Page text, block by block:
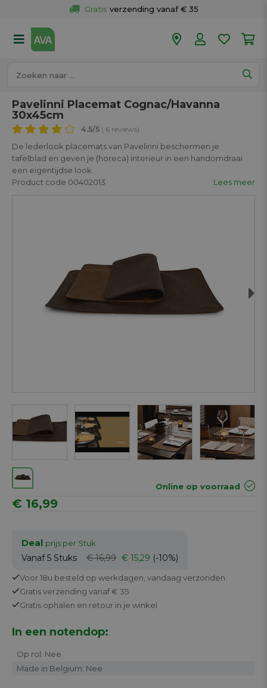
Gratis verzending vanaf € 35
50 winkels
Pavelinni Placemat Cognac/Havanna
30x45cm
4.5/5 ( 6 reviews)
De lederlook placemats van Pavelinni beschermen je
tafelblad en geven je (horeca) interieur in een handomdraai
een eigentijdse look.
Product code 00402013
Lees meer
Online op voorraad
€ 16,99
Deal prijs per Stuk
Vanaf 5 Stuks € 16,99 € 15,29 (-10%)
Voor 18u besteld op werkdagen, vandaag verzonden.
Gratisverzending vanaf € 35
Gratis ophalen en retour in je winkel
In een notendop:
Op rol: Nee
Made in Belgium: Nee